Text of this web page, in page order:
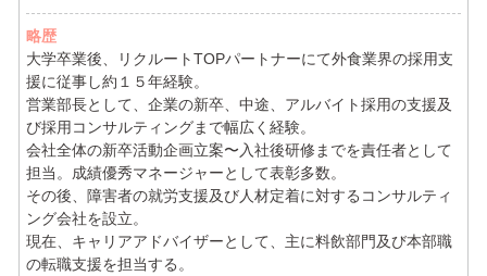
略歴
大学卒業後、リクルートTOPパートナーにて外食業界の採用支
援に従事し約１５年経験。
営業部長として、企業の新卒、中途、アルバイト採用の支援及
び採用コンサルティングまで幅広く経験。
会社全体の新卒活動企画立案〜入社後研修までを責任者として
担当。成績優秀マネージャーとして表彰多数。
その後、障害者の就労支援及び人材定着に対するコンサルティ
ング会社を設立。
現在、キャリアアドバイザーとして、主に料飲部門及び本部職
の転職支援を担当する。